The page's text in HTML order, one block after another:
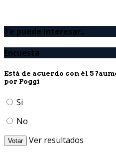
Te puede interesar..
Encuesta
Está de acuerdo con él 5
por Poggi
Si
No
Votar
Ver resultados